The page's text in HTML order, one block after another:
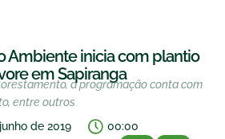
Ambiente inicia com plantio
em Sapiranga
a programação conta com
entre outros
de 2019
00:00